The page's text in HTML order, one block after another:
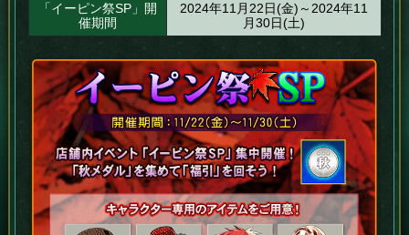
「イーピン祭SP」開
催期間
2024年11月22日(金)～2024年11
月30日(土)